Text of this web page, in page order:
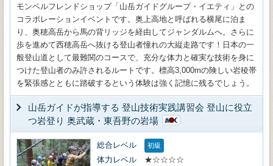
モンベルフレンドショップ「山岳ガイドグループ・イエティ」との
コラボレーションイベントです。奥上高地と呼ばれる横尾に泊ま
り、奥穂高岳から馬の背リッジを経由してジャンダルムへ。さらに
歩を進めて西穂高岳へ抜ける登山者憧れの大縦走路です！日本の一
般登山道として最難関のコースで、充分な体力と確実な技術を身に
つけた登山者のみ許されるルートです。標高3,000mの険しい岩稜帯
を緊張感とともに踏破するという体験は強く記憶に残るでしょう。
山岳ガイドが指導する 登山技術実践講習会 登山に役立
つ岩登り 奥武蔵・東吾野の岩場
総合レベル 初級
体力レベル ★☆☆☆☆